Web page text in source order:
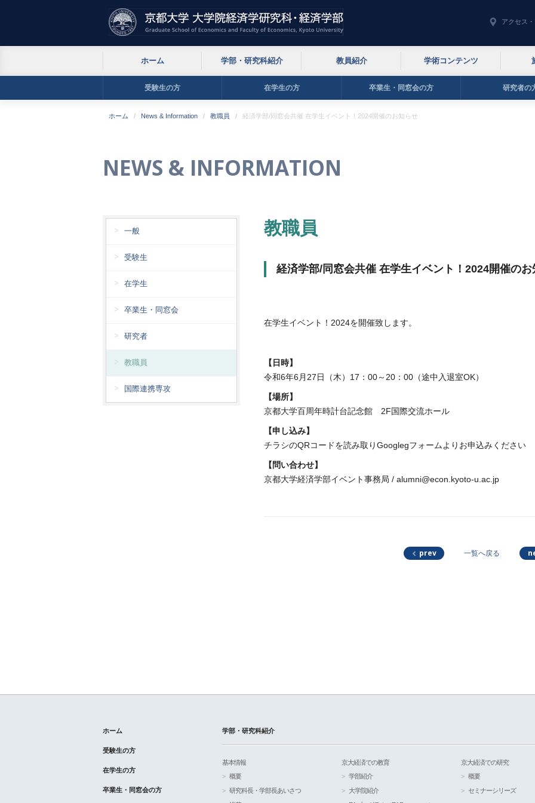
アクセス
ホーム 学部・研究科紹介 教員紹介 学術コンテンツ
受験生の方 在学生の方 卒業生・同窓会の方 研究者の
ホーム News & Information 教職員 経済学部/同窓会共催 在学生イベント！2024開催のお知らせ
NEWS & INFORMATION
教職員
経済学部/同窓会共催 在学生イベント！2024開催のお
在学生イベント！2024を開催致します。
【日時】
令和6年6月27日（木）17：00～20：00（途中入退室OK）
【場所】
京都大学百周年時計台記念館 2F国際交流ホール
【申し込み】
チラシのQRコードを読み取りGooglegフォームよりお申込みください
【問い合わせ】
京都大学経済学部イベント事務局 / alumni@econ.kyoto-u.ac.jp
prev 一覧へ戻る
一般
受験生
在学生
卒業生・同窓会
研究者
教職員
国際連携専攻
ホーム
受験生の方
在学生の方
卒業生・同窓会の方
学部・研究科紹介
基本情報
概要
研究科長・学部長あいさつ
京大経済での教育
学部紹介
大学院紹介
京大経済での研究
概要
セミナーシリーズ